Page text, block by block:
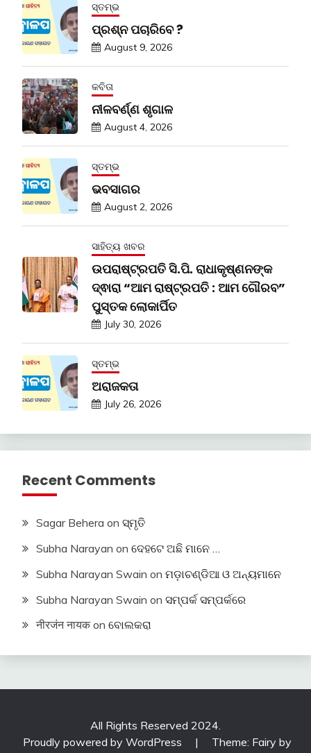
ସ୍ତମ୍ଭ
ପ୍ରଶ୍ନ ପଚାରିବେ ?
August 9, 2026
କବିତା
ନୀଳବର୍ଣ୍ଣ ଶୃଗାଳ
August 4, 2026
ସ୍ତମ୍ଭ
ଭବସାଗର
August 2, 2026
ସାହିତ୍ୟ ଖବର
ଉପରାଷ୍ଟ୍ରପତି ସି.ପି. ରାଧାକୃଷ୍ଣନଙ୍କ
ଦ୍ଵାରା “ଆମ ରାଷ୍ଟ୍ରପତି : ଆମ ଗୌରବ”
ପୁସ୍ତକ ଲୋକାର୍ପିତ
July 30, 2026
ସ୍ତମ୍ଭ
ଅରାଜକତା
July 26, 2026
Recent Comments
Sagar Behera on ସ୍ମୃତି
Subha Narayan on ଦେହଟେ ଅଛି ମାନେ …
Subha Narayan Swain on ମଡ଼ାଚଣ୍ଡିଆ ଓ ଅନ୍ୟମାନେ
Subha Narayan Swain on ସମ୍ପର୍କ ସମ୍ପର୍କରେ
नीरजंन नायक on ବୋଲକରା
All Rights Reserved 2024.
Proudly powered by WordPress
|
Theme: Fairy by